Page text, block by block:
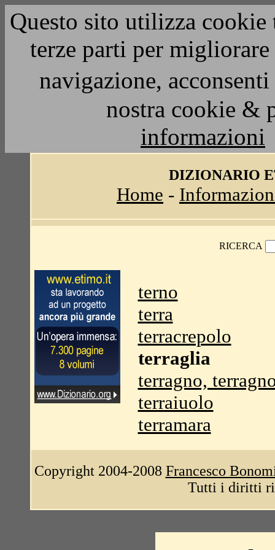
Questo sito utilizza
terze parti per
navigazione,
nostra cookie &
informazioni
DIZIONARIO
Home -
RICERCA
terno
terra
terracrepolo
terraglia
terragno,
terraiuolo
terramara
Copyright 2004-2008 Francesco
Tutti i diritti